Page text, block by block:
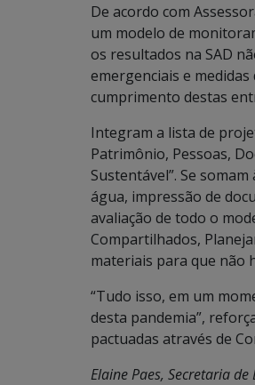
De acordo com
um modelo de
os resultados na SAD
emergenciais e
cumprimento destas
Integram a lista de
Patrimônio, Pessoas,
Sustentável”. Se
água, impressão de
avaliação de todo o
Compartilhados,
materiais para que não
“Tudo isso, em um
desta pandemia”,
pactuadas através de
Elaine Paes, Secretaria